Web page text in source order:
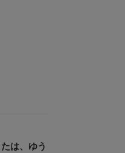
は、ゆう